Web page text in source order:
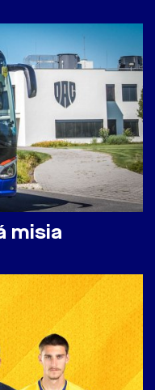
misia